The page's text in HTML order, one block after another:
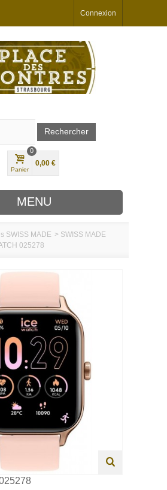
Connexion
Panier
0
0,00 €
MENU
SWISS MADE > SWISS MADE
025278